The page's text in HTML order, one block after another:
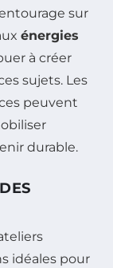
sur
énergies
à créer
sujets. Les
peuvent
durable.
idéales pour